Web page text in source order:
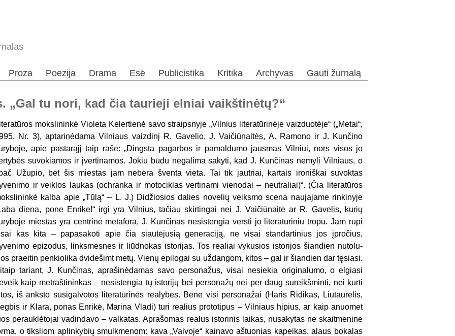
Proza Poezija Drama Esė Publicistika Kritika Archyvas Gauti žurnalą
„Gal tu nori, kad čia taurieji elniai vaikštinėtų?“
mokslininkė Violeta Kelertienė savo straipsnyje „Vilnius literatūrinėje vaizduotėje“ („Metai“,
Nr. 3), aptarinėdama Vilniaus vaizdinį R. Gavelio, J. Vaičiūnaitės, A. Ramono ir J. Kunčino
apie pastarąjį taip rašė: „Dingsta pa­garbos ir pamaldumo jausmas Vil­niui, nors visos jo
suvokia­mos ir įvertinamos. Jokiu būdu ne­galima sakyti, kad J. Kunčinas nemyli Vilniaus, o
Užupio, bet šis miestas jam nebėra šventa vieta. Tai tik jautriai, kartais ironiškai su­voktas
ir veiklos laukas (ochranka ir motociklas vertinami vienodai – neutraliai)“. (Čia literatū­ros
kalba apie „Tūlą“ – L. J.) Didžiosios dalies novelių veiks­mo scena naujajame rinkinyje
diena, pone Enrike!“ irgi yra Vilnius, tačiau skirtingai nei J. Vaičiūnaitė ar R. Gavelis, kurių
miestas yra centrinė metafora, J. Kunčinas nesistengia versti jo literatūriniu tropu. Jam rūpi
kas kita – pa­pasakoti apie čia siautėjusią genera­ciją, ne visai standartinius jos įpro­čius,
epizodus, linksmes­nes ir liūdnokas istorijas. Tos realiai vykusios istorijos šiandien nutolu­
praeitin penkiolika dvidešimt metų. Vienų epilogai su uždangom, kitos – gal ir šiandien dar tęsiasi.
tariant. J. Kunčinas, apraši­nėdamas savo personažus, visai ne­siekia originalumo, o elgiasi
kaip metraštininkas – nesistengia tų istorijų bei personažų nei per daug sureikšminti, nei kurti
iš ank­sto susigalvotos literatūrinės realy­bės. Bene visi personažai (Haris Ri­dikas, Liutaurėlis,
ir Klara, ponas Enrikė, Marina Vladi) turi re­alius prototipus – Vilniaus hipius, ar kaip anuomet
perauklėtojai va­dindavo – valkatas. Aprašomas rea­lus istorinis laikas, nusakytas ne skaitmenine
o tiksliom aplin­kybių smulkmenom: kava „Vaivoje“ kainavo aštuonias kapeikas, alaus bokalas